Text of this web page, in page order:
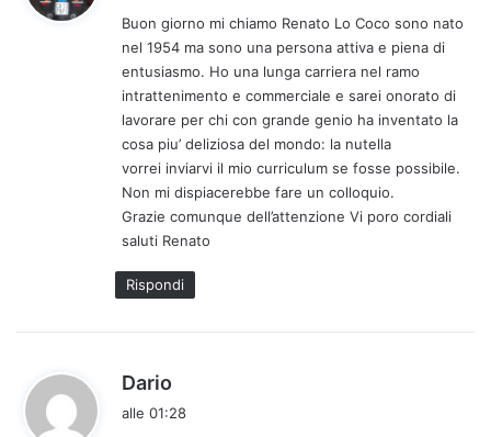
e
t
t
o
:
Buon giorno mi chiamo Renato Lo Coco sono nato
nel 1954 ma sono una persona attiva e piena di
entusiasmo. Ho una lunga carriera nel ramo
intrattenimento e commerciale e sarei onorato di
lavorare per chi con grande genio ha inventato la
cosa piu’ deliziosa del mondo: la nutella
vorrei inviarvi il mio curriculum se fosse possibile.
Non mi dispiacerebbe fare un colloquio.
Grazie comunque dell’attenzione Vi poro cordiali
saluti Renato
Rispondi
Dario
alle 01:28